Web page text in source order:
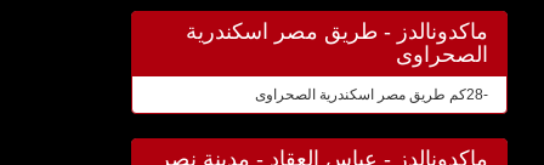
ماكدونالدز - طريق مصر اسكندرية
الصحراوى
-28كم طريق مصر اسكندرية الصحراوى
ماكدونالدز - عباس العقاد - مدينة نصر